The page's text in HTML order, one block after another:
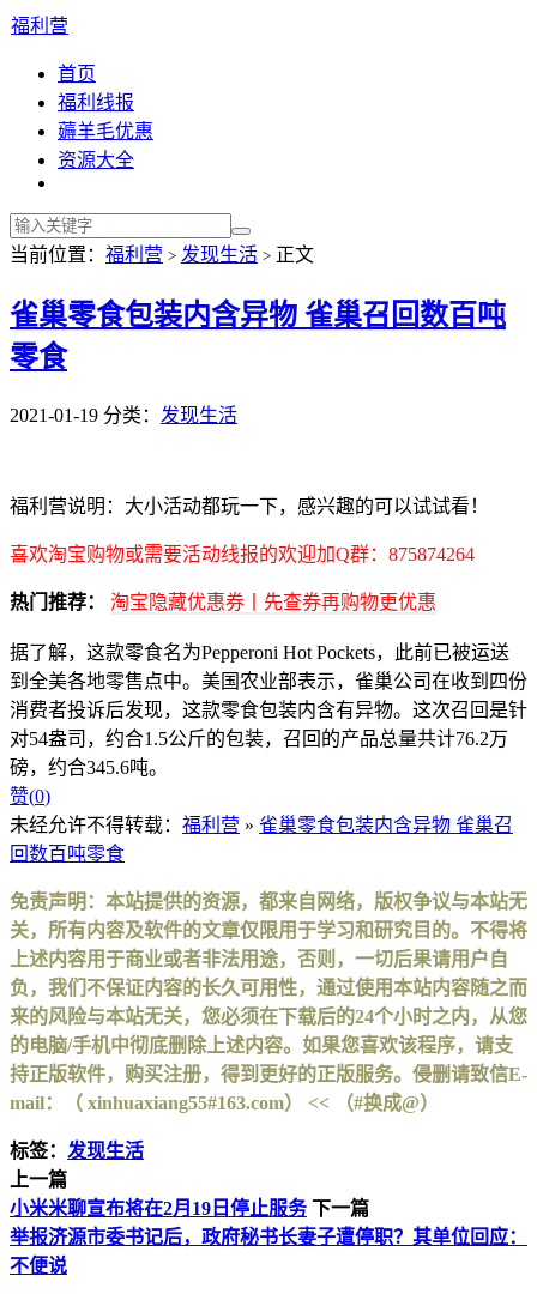
福利营
首页
福利线报
薅羊毛优惠
资源大全
当前位置： 福利营 > 发现生活 > 正文
雀巢零食包装内含异物 雀巢召回数百吨
零食
2021-01-19 分类： 发现生活
福利营说明：大小活动都玩一下，感兴趣的可以试试看！
喜欢淘宝购物或需要活动线报的欢迎加Q群：875874264
热门推荐： 淘宝隐藏优惠券丨先查券再购物更优惠
据了解，这款零食名为Pepperoni Hot Pockets，此前已被运送
到全美各地零售点中。美国农业部表示，雀巢公司在收到四份
消费者投诉后发现，这款零食包装内含有异物。这次召回是针
对54盎司，约合1.5公斤的包装，召回的产品总量共计76.2万
磅，约合345.6吨。
赞(0)
未经允许不得转载： 福利营 » 雀巢零食包装内含异物 雀巢召
回数百吨零食
免责声明：本站提供的资源，都来自网络，版权争议与本站无
关，所有内容及软件的文章仅限用于学习和研究目的。不得将
上述内容用于商业或者非法用途，否则，一切后果请用户自
负，我们不保证内容的长久可用性，通过使用本站内容随之而
来的风险与本站无关，您必须在下载后的24个小时之内，从您
的电脑/手机中彻底删除上述内容。如果您喜欢该程序，请支
持正版软件，购买注册，得到更好的正版服务。侵删请致信E-
mail：（ xinhuaxiang55#163.com） << （#换成@）
标签： 发现生活
上一篇
小米米聊宣布将在2月19日停止服务 下一篇
举报济源市委书记后，政府秘书长妻子遭停职？其单位回应：
不便说